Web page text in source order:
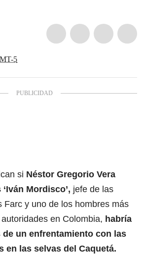
5
si Néstor Gregorio Vera
Mordisco’, jefe de las
Farc y uno de los hombres más
en Colombia, habría
de un enfrentamiento con las
en las selvas del Caquetá.